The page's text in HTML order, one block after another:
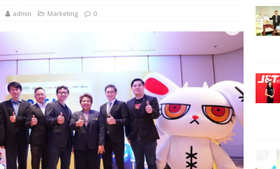
admin Marketing 0